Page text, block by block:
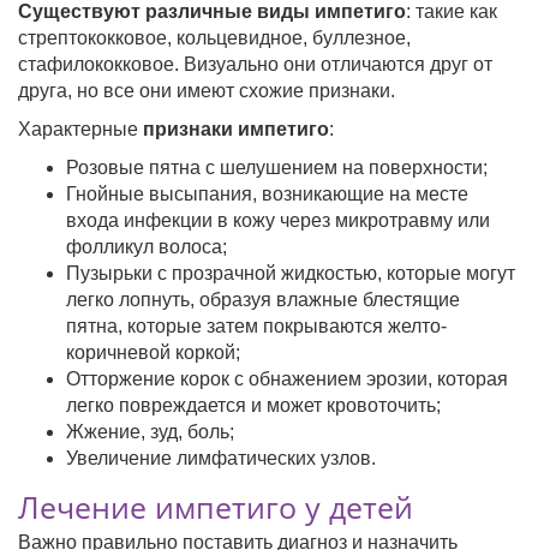
Существуют различные виды импетиго: такие как
стрептококковое, кольцевидное, буллезное,
стафилококковое. Визуально они отличаются друг от
друга, но все они имеют схожие признаки.
Характерные признаки импетиго:
Розовые пятна с шелушением на поверхности;
Гнойные высыпания, возникающие на месте
входа инфекции в кожу через микротравму или
фолликул волоса;
Пузырьки с прозрачной жидкостью, которые могут
легко лопнуть, образуя влажные блестящие
пятна, которые затем покрываются желто-
коричневой коркой;
Отторжение корок с обнажением эрозии, которая
легко повреждается и может кровоточить;
Жжение, зуд, боль;
Увеличение лимфатических узлов.
Лечение импетиго у детей
Важно правильно поставить диагноз и назначить